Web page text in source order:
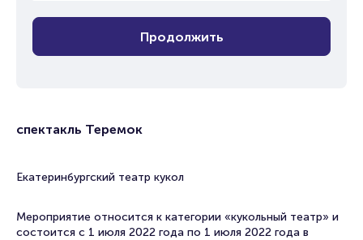
Продолжить
спектакль Теремок
Екатеринбургский театр кукол
Мероприятие относится к категории «кукольный театр» и
состоится с 1 июля 2022 года по 1 июля 2022 года в